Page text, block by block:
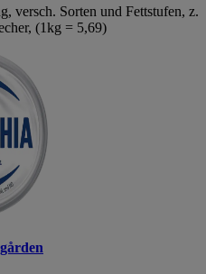
versch. Sorten und Fettstufen, z.
(1kg = 5,69)